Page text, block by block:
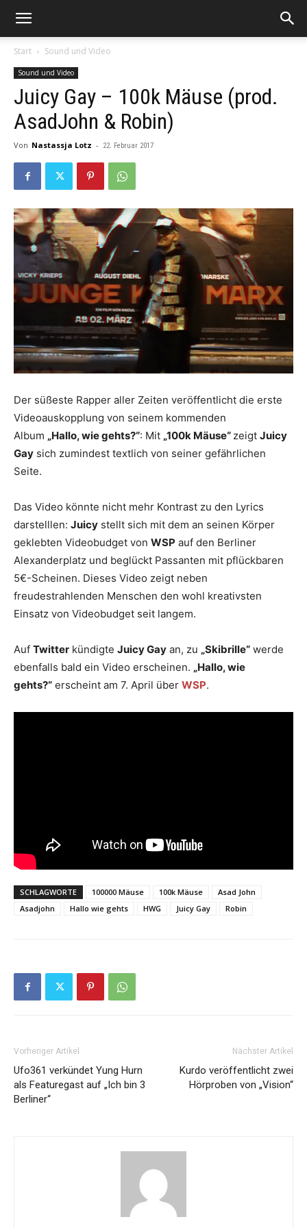
Start Sound und Video
Sound und Video
Juicy Gay – 100k Mäuse (prod.
AsadJohn & Robin)
Von Nastassja Lotz - 22. Februar 2017
Der süßeste Rapper aller Zeiten veröffentlicht die erste
Videoauskopplung von seinem kommenden
Album „Hallo, wie gehts?“: Mit „100k Mäuse“ zeigt Juicy
Gay sich zumindest textlich von seiner gefährlichen
Seite.
Das Video könnte nicht mehr Kontrast zu den Lyrics
darstelllen: Juicy stellt sich mit dem an seinen Körper
geklebten Videobudget von WSP auf den Berliner
Alexanderplatz und beglückt Passanten mit pflückbaren
5€-Scheinen. Dieses Video zeigt neben
freudestrahlenden Menschen den wohl kreativsten
Einsatz von Videobudget seit langem.
Auf Twitter kündigte Juicy Gay an, zu „Skibrille“ werde
ebenfalls bald ein Video erscheinen. „Hallo, wie
gehts?“ erscheint am 7. April über WSP.
SCHLAGWORTE 100000 Mäuse 100k Mäuse
Asad John
Asadjohn
Hallo wie gehts HWG Juicy Gay Robin
Vorheriger Artikel
Ufo361 verkündet Yung Hurn
als Featuregast auf „Ich bin 3
Berliner“
Nächster Artikel
Kurdo veröffentlicht zwei
Hörproben von „Vision“